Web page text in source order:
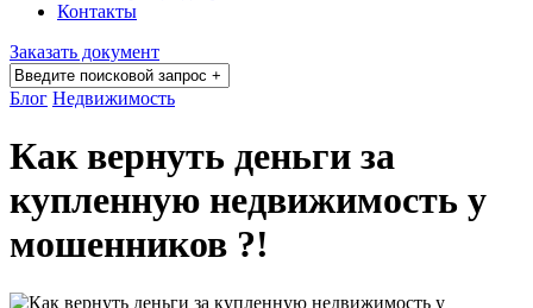
Контакты
Заказать документ
Блог Недвижимость
Как вернуть деньги за
купленную недвижимость у
мошенников ?!